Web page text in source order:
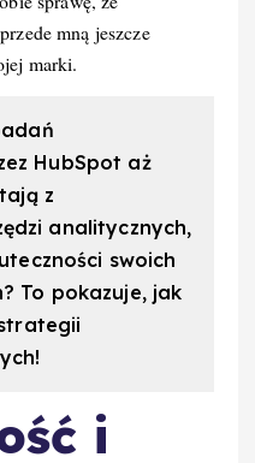
mną jeszcze
marki.
HubSpot aż
z
analitycznych,
swoich
To pokazuje, jak
i